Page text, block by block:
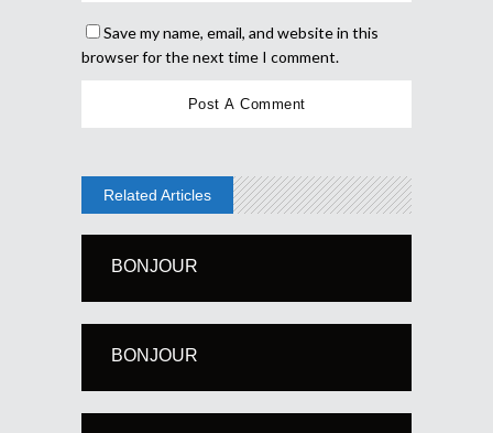
Save my name, email, and website in this
browser for the next time I comment.
Related Articles
BONJOUR
BONJOUR